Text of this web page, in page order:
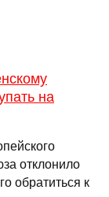
на
отклонило
обратиться к